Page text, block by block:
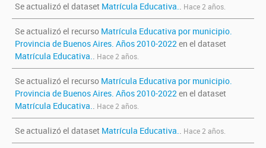
Se actualizó el dataset Matrícula Educativa.. Hace 2 años.
Se actualizó el recurso Matrícula Educativa por municipio.
Provincia de Buenos Aires. Años 2010-2022en el dataset
Matrícula Educativa.. Hace 2 años.
Se actualizó el recurso Matrícula Educativa por municipio.
Provincia de Buenos Aires. Años 2010-2022en el dataset
Matrícula Educativa.. Hace 2 años.
Se actualizó el dataset Matrícula Educativa.. Hace 2 años.